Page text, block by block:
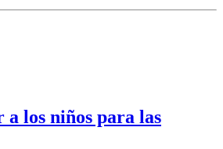
los niños para las